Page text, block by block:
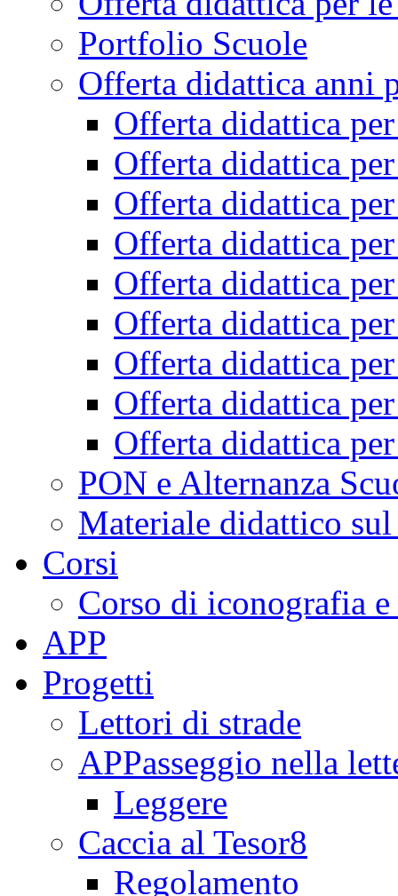
Portfolio Scuole
Offerta didattica anni
Offerta didattica
Offerta didattica
Offerta didattica
Offerta didattica
Offerta didattica
Offerta didattica
Offerta didattica
Offerta didattica
Offerta didattica
PON e Alternanza
Materiale didattico
Corsi
Corso di iconografia
APP
Progetti
Lettori di strade
APPasseggio nella
Leggere
Caccia al Tesor8
Regolamento